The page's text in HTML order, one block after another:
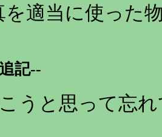
を適当に使った
記--
うと思って忘